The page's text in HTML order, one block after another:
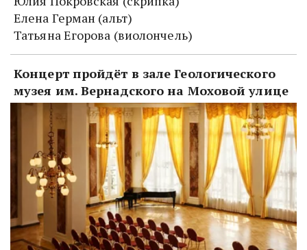
Елена Герман (альт)
Татьяна Егорова (виолончель)
Концерт пройдёт в зале Геологического
музея им. Вернадского на Моховой улице